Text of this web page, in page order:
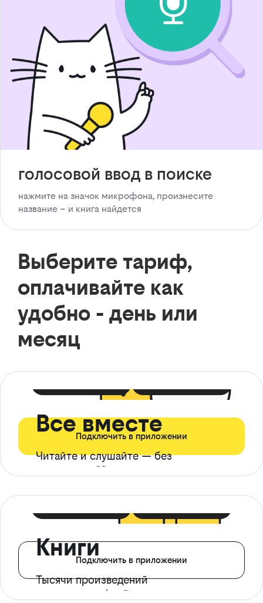
голосовой ввод в поиске
нажмите на значок микрофона, произнесите
название – и книга найдется
Выберите тариф,
оплачивайте как
удобно - день или
месяц
Все вместе
Читайте и слушайте — без
ограничений*
Подключить в приложении
Книги
Тысячи произведений
с доступом офлайн
Подключить в приложении